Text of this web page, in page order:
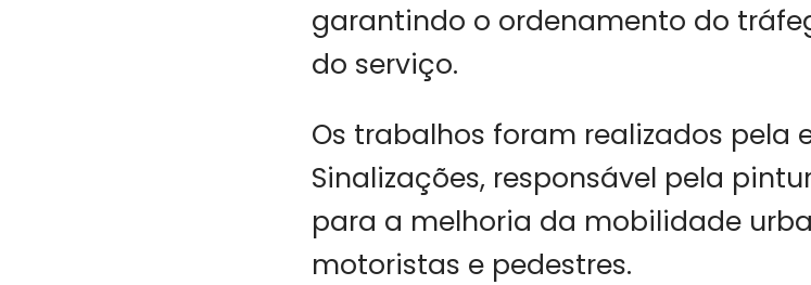
garantindo o ordenamento do
do serviço.
Os trabalhos foram realizados pela
Sinalizações, responsável pela
para a melhoria da mobilidade
motoristas e pedestres.